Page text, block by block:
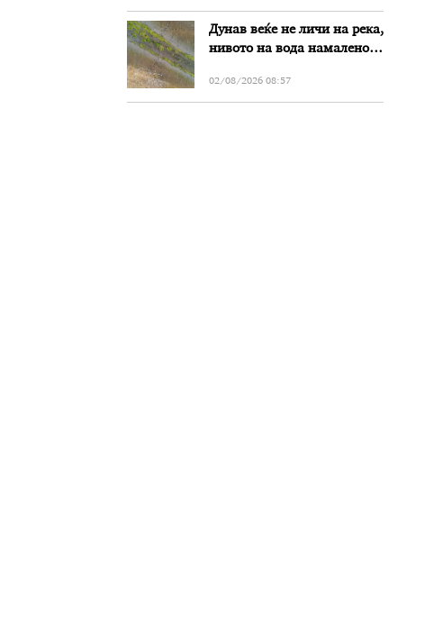
Дунав веќе не личи на река,
нивото на вода намалено
Бугарија
02/08/2026 08:57